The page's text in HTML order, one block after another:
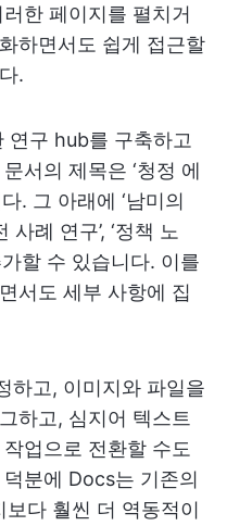
한 페이지를 펼치거
하면서도 쉽게 접근할
.
연구 hub를 구축하고
서의 제목은 ‘청정 에
. 그 아래에 ‘남미의
사례 연구’, ‘정책 노
할 수 있습니다. 이를
서도 세부 사항에 집
하고, 이미지와 파일을
하고, 심지어 텍스트
업으로 전환할 수도
분에 Docs는 기존의
다 훨씬 더 역동적이